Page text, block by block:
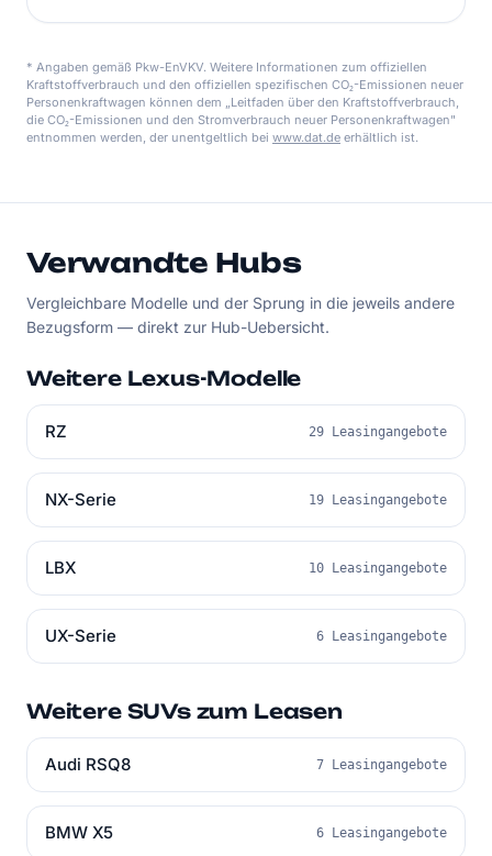
* Angaben gemäß Pkw-EnVKV. Weitere Informationen zum offiziellen
Kraftstoffverbrauch und den offiziellen spezifischen CO₂-Emissionen neuer
Personenkraftwagen können dem „Leitfaden über den Kraftstoffverbrauch,
die CO₂-Emissionen und den Stromverbrauch neuer Personenkraftwagen"
entnommen werden, der unentgeltlich bei www.dat.de erhältlich ist.
Verwandte Hubs
Vergleichbare Modelle und der Sprung in die jeweils andere
Bezugsform — direkt zur Hub-Uebersicht.
Weitere Lexus-Modelle
RZ 29 Leasingangebote
NX-Serie 19 Leasingangebote
LBX 10 Leasingangebote
UX-Serie 6 Leasingangebote
Weitere SUVs zum Leasen
Audi RSQ8 7 Leasingangebote
BMW X5 6 Leasingangebote